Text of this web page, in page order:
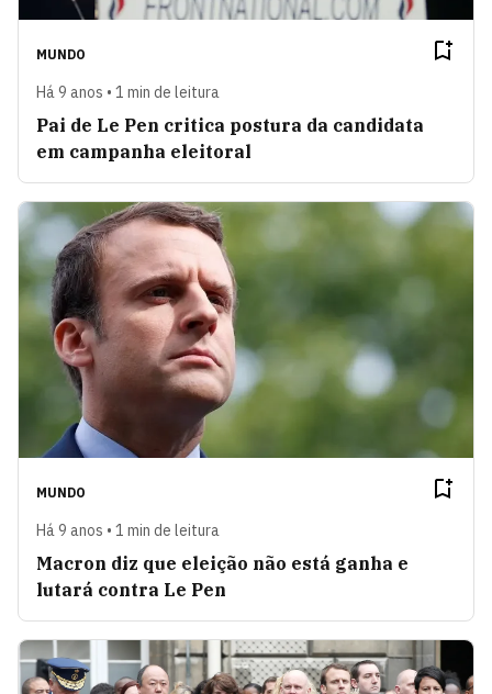
MUNDO
Há 9 anos • 1 min de leitura
Pai de Le Pen critica postura da candidata
em campanha eleitoral
MUNDO
Há 9 anos • 1 min de leitura
Macron diz que eleição não está ganha e
lutará contra Le Pen